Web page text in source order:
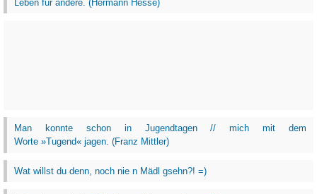
Leben für andere. (Hermann Hesse)
Man konnte schon in Jugendtagen // mich mit dem
Worte »Tugend« jagen. (Franz Mittler)
Wat willst du denn, noch nie n Mädl gsehn?! =)